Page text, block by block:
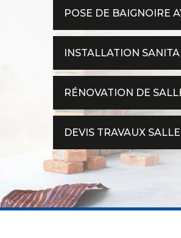
POSE DE BAIGNOIRE
INSTALLATION
RÉNOVATION DE
DEVIS TRAVAUX